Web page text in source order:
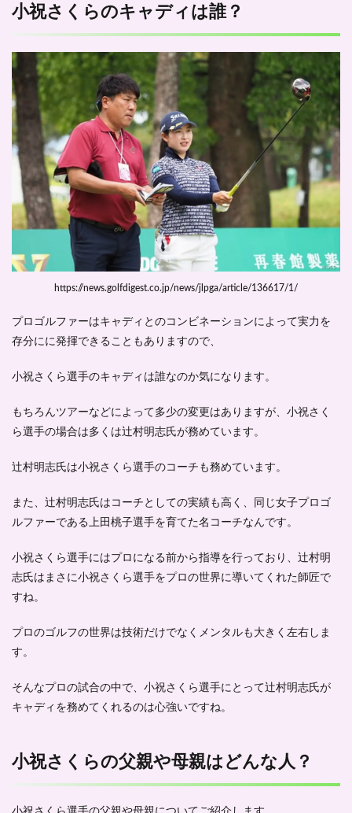
らの
キャ
誰？
小祝
らの
父親
や母
親は
どん
な
人？
小祝
さく
相手
や彼
氏は
る？
小祝
さく
らの
は？
ロフ
ィー
ル-
小祝
さく
らは
の1
中！
-ま
小祝さくらのキャディは誰？
https://news.golfdigest.co.jp/news/jlpga/article/136617/1/
プロゴルファーはキャディとのコンビネーションによって実力を
存分にに発揮できることもありますので、
小祝さくら選手のキャディは誰なのか気になります。
もちろんツアーなどによって多少の変更はありますが、小祝さく
ら選手の場合は多くは辻村明志氏が務めています。
辻村明志氏は小祝さくら選手のコーチも務めています。
また、辻村明志氏はコーチとしての実績も高く、同じ女子プロゴ
ルファーである上田桃子選手を育てた名コーチなんです。
小祝さくら選手にはプロになる前から指導を行っており、辻村明
志氏はまさに小祝さくら選手をプロの世界に導いてくれた師匠で
すね。
プロのゴルフの世界は技術だけでなくメンタルも大きく左右しま
す。
そんなプロの試合の中で、小祝さくら選手にとって辻村明志氏が
キャディを務めてくれるのは心強いですね。
小祝さくらの父親や母親はどんな人？